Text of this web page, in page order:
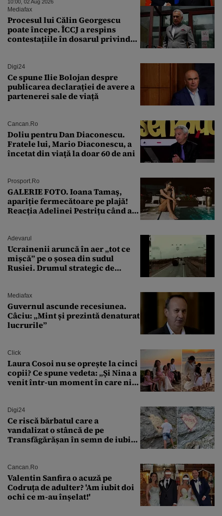
Moscova îngrijorată de
orientarea spre vest a Ankarei
10:00, 02 Aug 2026
Mediafax
Procesul lui Călin Georgescu
poate începe. ÎCCJ a respins
contestațiile în dosarul privind
Digi24
Ce spune Ilie Bolojan despre
publicarea declarației de avere a
partenerei sale de viață
Cancan.ro
Doliu pentru Dan Diaconescu.
Fratele lui, Mario Diaconescu, a
încetat din viață la doar 60 de ani
Prosport.ro
GALERIE FOTO. Ioana Tamaş,
apariție fermecătoare pe plajă!
Reacția Adelinei Pestrițu când a
Adevarul
Ucrainenii aruncă în aer „tot ce
mișcă” pe o șosea din sudul
Rusiei. Drumul strategic de
Mediafax
Guvernul ascunde recesiunea.
Câciu: „Mint și prezintă denaturat
lucrurile”
Click
Laura Cosoi nu se oprește la cinci
copii? Ce spune vedeta: „Și Nina a
venit într-un moment în care nici
Digi24
Ce riscă bărbatul care a
vandalizat o stâncă de pe
Transfăgărășan în semn de iubire
Cancan.ro
Valentin Sanfira o acuză pe
Codruța de adulter? 'Am iubit doi
ochi ce m-au înșelat!'